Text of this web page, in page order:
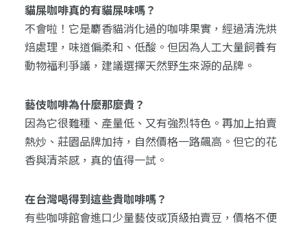
貓屎咖啡真的有貓屎味嗎？
不會啦！它是麝香貓消化過的咖啡果實，經過清洗烘
焙處理，味道偏柔和、低酸。但因為人工大量飼養有
動物福利爭議，建議選擇天然野生來源的品牌。
藝伎咖啡為什麼那麼貴？
因為它很難種、產量低、又有強烈特色。再加上拍賣
熱炒、莊園品牌加持，自然價格一路飆高。但它的花
香與清茶感，真的值得一試。
在台灣喝得到這些貴咖啡嗎？
有些咖啡館會進口少量藝伎或頂級拍賣豆，價格不便